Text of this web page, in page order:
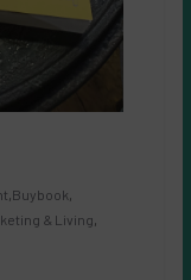
Buybook
& Living